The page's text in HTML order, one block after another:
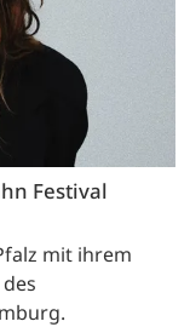
Festival
mit ihrem